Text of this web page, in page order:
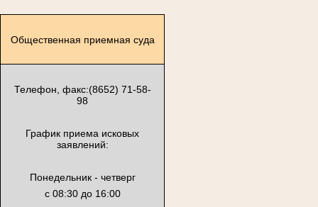
Общественная приемная суда
Телефон, факс:(8652) 71-58-
98
График приема исковых
заявлений:
Понедельник - четверг
с 08:30 до 16:00